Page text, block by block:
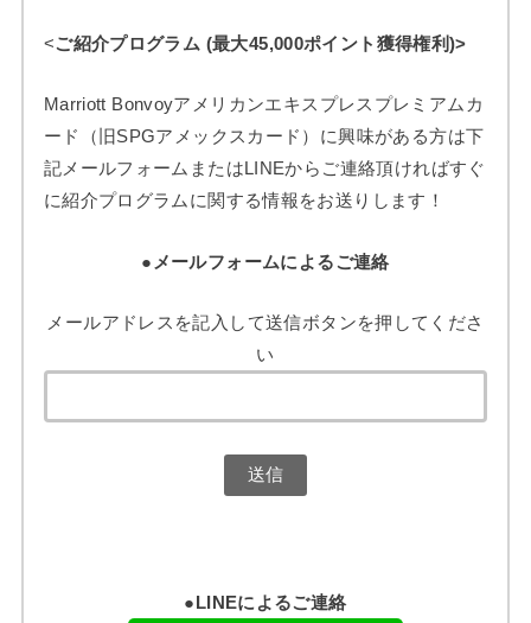
<ご紹介プログラム (最大45,000ポイント獲得権利)>
Marriott Bonvoyアメリカンエキスプレスプレミアムカ
ード（旧SPGアメックスカード）に興味がある方は下
記メールフォームまたはLINEからご連絡頂ければすぐ
に紹介プログラムに関する情報をお送りします！
●メールフォームによるご連絡
メールアドレスを記入して送信ボタンを押してくださ
い
●LINEによるご連絡